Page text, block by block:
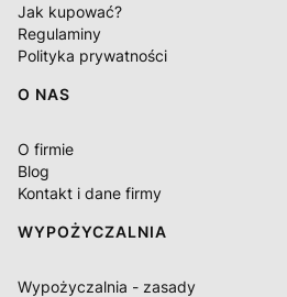
Jak kupować?
Regulaminy
Polityka prywatności
O NAS
O firmie
Blog
Kontakt i dane firmy
WYPOŻYCZALNIA
Wypożyczalnia - zasady